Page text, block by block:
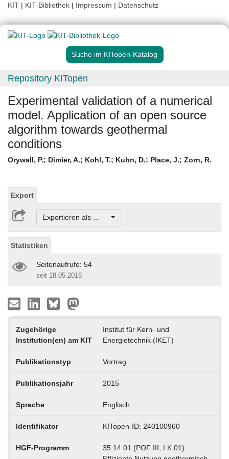
KIT | KIT-Bibliothek | Impressum | Datenschutz
Suche im KITopen-Katalog
Repository KITopen
Experimental validation of a numerical
model. Application of an open source
algorithm towards geothermal
conditions
Orywall, P.; Dimier, A.; Kohl, T.; Kuhn, D.; Place, J.; Zorn, R.
Export
Exportieren als ...
Statistiken
Seitenaufrufe: 54
seit 18.05.2018
Zugehörige
Institution(en) am KIT
Institut für Kern- und
Energietechnik (IKET)
Publikationstyp Vortrag
Publikationsjahr 2015
Sprache Englisch
Identifikator KITopen-ID: 240100960
HGF-Programm
35.14.01 (POF III, LK 01)